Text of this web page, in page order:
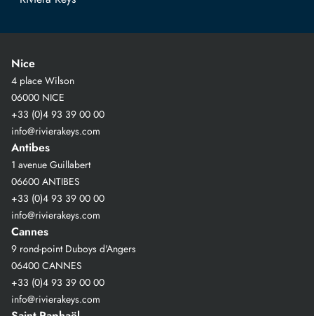
Nice
4 place Wilson
06000 NICE
+33 (0)4 93 39 00 00
info@rivierakeys.com
Antibes
1 avenue Guillabert
06600 ANTIBES
+33 (0)4 93 39 00 00
info@rivierakeys.com
Cannes
9 rond-point Duboys d'Angers
06400 CANNES
+33 (0)4 93 39 00 00
info@rivierakeys.com